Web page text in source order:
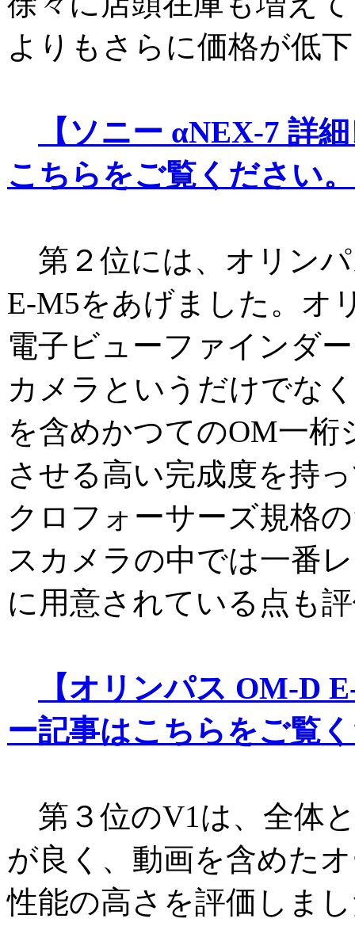
よりもさらに価格が低
【ソニー αNEX-7 詳
こちらをご覧ください
第２位には、オリン
E-M5をあげました。オ
電子ビューファインダ
カメラというだけでな
を含めかつてのOM一桁
させる高い完成度を持
クロフォーサーズ規格
スカメラの中では一番
に用意されている点も
【オリンパス OM-D
ー記事はこちらをご覧
第３位のV1は、全体
が良く、動画を含めた
性能の高さを評価しま